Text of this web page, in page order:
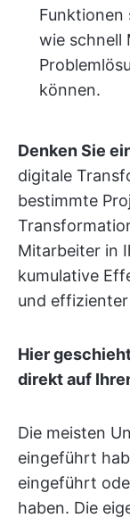
wie schnell
können.
Denken Sie
digitale
bestimmte
Mitarbeiter in
kumulative
und
Hier
direkt auf
Die meisten
eingeführt
eingeführt
haben. Die